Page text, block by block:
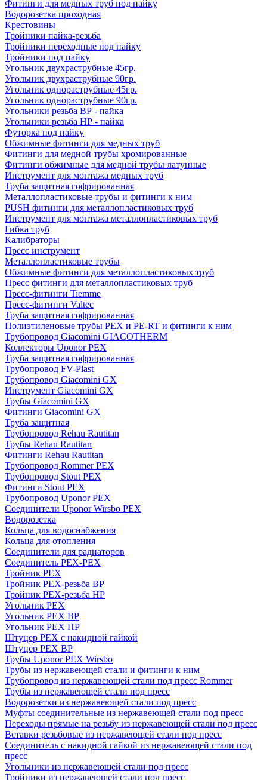
Фитинги для медных труб под пайку
Водорозетка проходная
Крестовины
Тройники пайка-резьба
Тройники переходные под пайку
Тройники под пайку
Угольник двухраструбные 45гр.
Угольник двухраструбные 90гр.
Угольник однораструбные 45гр.
Угольник однораструбные 90гр.
Угольники резьба ВР - пайка
Угольники резьба НР - пайка
Футорка под пайку
Обжимные фитинги для медных труб
Фитинги для медной трубы хромированные
Фитинги обжимные для медной трубы латунные
Инструмент для монтажа медных труб
Труба защитная гофрированная
Металлопластиковые трубы и фитинги к ним
PUSH фитинги для металлопластиковых труб
Инструмент для монтажа металлопластиковых труб
Гибка труб
Калибраторы
Пресс инструмент
Металлопластиковые трубы
Обжимные фитинги для металлопластиковых труб
Пресс фитинги для металлопластиковых труб
Пресс-фитинги Tiemme
Пресс-фитинги Valtec
Труба защитная гофрированная
Полиэтиленовые трубы PEX и PE-RT и фитинги к ним
Трубопровод Giacomini GIACOTHERM
Коллекторы Uponor PEX
Труба защитная гофрированная
Трубопровод FV-Plast
Трубопровод Giacomini GX
Инструмент Giacomini GX
Трубы Giacomini GX
Фитинги Giacomini GX
Труба защитная
Трубопровод Rehau Rautitan
Трубы Rehau Rautitan
Фитинги Rehau Rautitan
Трубопровод Rommer PEX
Трубопровод Stout PEX
Фитинги Stout PEX
Трубопровод Uponor PEX
Соединители Uponor Wirsbo PEX
Водорозетка
Кольца для водоснабжения
Кольца для отопления
Соединители для радиаторов
Соединитель PEX-PEX
Тройник PEX
Тройник PEX-резьба ВР
Тройник PEX-резьба НР
Угольник PEX
Угольник PEX ВР
Угольник PEX НР
Штуцер PEX c накидной гайкой
Штуцер PEX ВР
Трубы Uponor PEX Wirsbo
Трубы из нержавеющей стали и фитинги к ним
Трубопровод из нержавеющей стали под пресс Rommer
Трубы из нержавеющей стали под пресс
Водорозетки из нержавеющей стали под пресс
Муфты соединительные из нержавеющей стали под пресс
Переходы прямые на резьбу из нержавеющей стали под пресс
Вставки резьбовые из нержавеющей стали под пресс
Соединитель с накидной гайкой из нержавеющей стали под
пресс
Угольники из нержавеющей стали под пресс
Тройники из нержавеющей стали под пресс